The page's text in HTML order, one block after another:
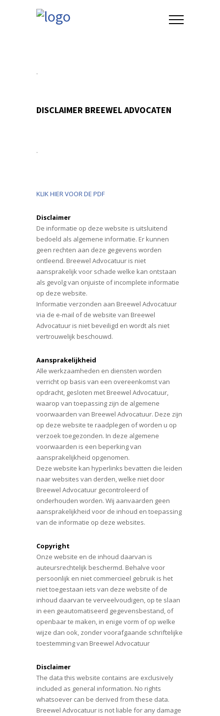
.
DISCLAIMER BREEWEL ADVOCATEN
.
KLIK HIER VOOR DE PDF
Disclaimer
De informatie op deze website is uitsluitend
bedoeld als algemene informatie. Er kunnen
geen rechten aan deze gegevens worden
ontleend. Breewel Advocatuur is niet
aansprakelijk voor schade welke kan ontstaan
als gevolg van onjuiste of incomplete informatie
op deze website.
Informatie verzonden aan Breewel Advocatuur
via de e-mail of de website van Breewel
Advocatuur is niet beveiligd en wordt als niet
vertrouwelijk beschouwd.
Aansprakelijkheid
Alle werkzaamheden en diensten worden
verricht op basis van een overeenkomst van
opdracht, gesloten met Breewel Advocatuur,
waarop van toepassing zijn de algemene
voorwaarden van Breewel Advocatuur. Deze zijn
op deze website te raadplegen of worden u op
verzoek toegezonden. In deze algemene
voorwaarden is een beperking van
aansprakelijkheid opgenomen.
Deze website kan hyperlinks bevatten die leiden
naar websites van derden, welke niet door
Breewel Advocatuur gecontroleerd of
onderhouden worden. Wij aanvaarden geen
aansprakelijkheid voor de inhoud en toepassing
van de informatie op deze websites.
Copyright
Onze website en de inhoud daarvan is
auteursrechtelijk beschermd. Behalve voor
persoonlijk en niet commercieel gebruik is het
niet toegestaan iets van deze website of de
inhoud daarvan te verveelvoudigen, op te slaan
in een geautomatiseerd gegevensbestand, of
openbaar te maken, in enige vorm of op welke
wijze dan ook, zonder voorafgaande schriftelijke
toestemming van Breewel Advocatuur
Disclaimer
The data this website contains are exclusively
included as general information. No rights
whatsoever can be derived from these data.
Breewel Advocatuur is not liable for any damage